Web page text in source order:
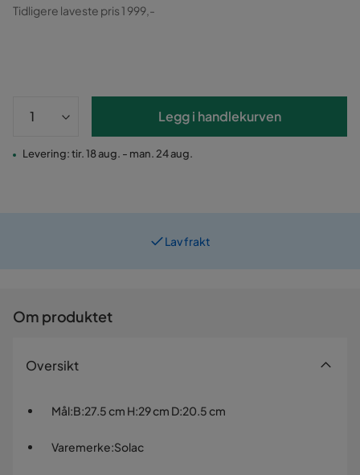
Pris
Original
Tidligere laveste pris 1 999,-
Legg i handlekurven
Levering: tir. 18 aug. - man. 24 aug.
Om produktet
Oversikt
Mål:B:27.5 cm H:29 cm D:20.5 cm
Varemerke:Solac